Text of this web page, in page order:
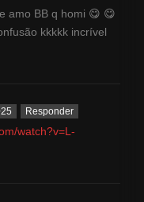
amo BB q homi 😋 😋
kkkkk incrível
Responder
watch?v=L-